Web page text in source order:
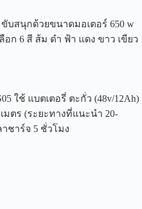
สนุกด้วยขนาดมอเตอร์ 650 w
อก 6 สี ส้ม ดำ ฟ้า แดง ขาว เขียว
ใช้ แบตเตอรี่ ตะกั่ว (48v/12Ah)
มตร (ระยะทางที่แนะนำ 20-
าชาร์จ 5 ชั่วโมง